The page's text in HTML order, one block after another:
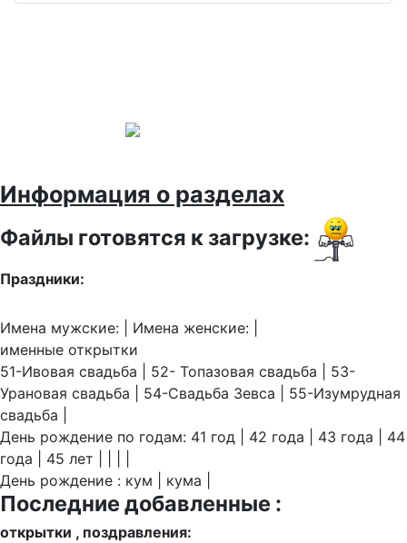
Информация о разделах
Файлы готовятся к загрузке:
Праздники:
Имена мужские: | Имена женские: |
именные открытки
51-Ивовая свадьба | 52- Топазовая свадьба | 53-
Урановая свадьба | 54-Свадьба Зевса | 55-Изумрудная
свадьба |
День рождение по годам: 41 год | 42 года | 43 года | 44
года | 45 лет | | | |
День рождение : кум | кума |
Последние добавленные :
открытки , поздравления: